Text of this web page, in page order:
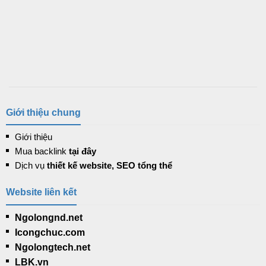
Giới thiệu chung
Giới thiệu
Mua backlink tại đây
Dịch vụthiết kế website, SEO tổng thể
Website liên kết
Ngolongnd.net
Icongchuc.com
Ngolongtech.net
LBK.vn